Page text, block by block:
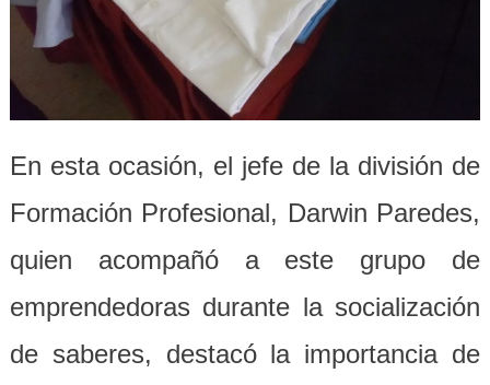
En esta ocasión, el jefe de la división de
Formación Profesional, Darwin Paredes,
quien acompañó a este grupo de
emprendedoras durante la socialización
de saberes, destacó la importancia de